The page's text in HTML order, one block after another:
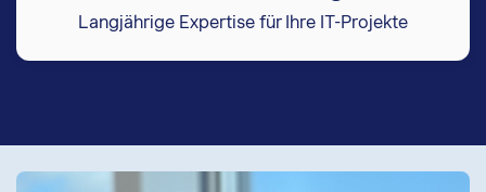
Langjährige Expertise für Ihre IT-Projekte